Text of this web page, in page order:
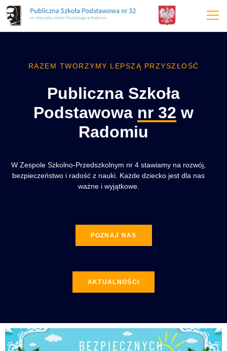
treści
RAZEM TWORZYMY LEPSZĄ PRZYSZŁOŚĆ
Publiczna Szkoła
Podstawowa nr 32 w
Radomiu
W Zespole Szkolno-Przedszkolnym nr 4 stawiamy na rozwój,
bezpieczeństwo i radość z nauki. Każde dziecko jest dla nas
ważne i wyjątkowe.
POZNAJ NAS
AKTUALNOŚCI